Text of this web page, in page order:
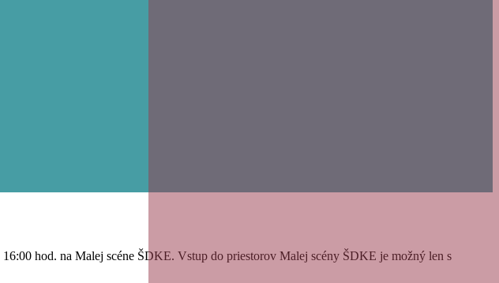
hod. na Malej scéne ŠDKE. Vstup do priestorov Malej scény ŠDKE je možný len s